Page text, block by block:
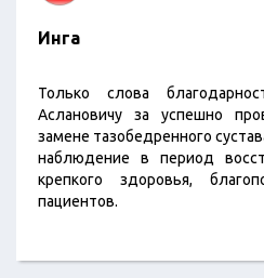
Инга
Только слова
Аслановичу за успешно
замене тазобедренного
наблюдение в период
крепкого здоровья,
пациентов.